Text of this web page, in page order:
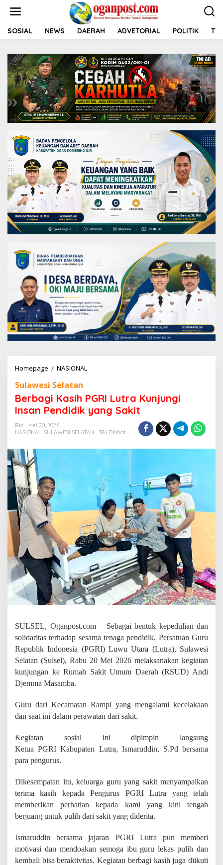
t
SOSIAL NEWS DAERAH ADVETORIAL POLITIK
Homepage / NASIONAL
b
g
K
s
G
L
t
r
K
u
n
j
u
n
I
n
s
n
P
d
a
S
a
k
i
t
Sulawesi Selatan
Berbagi Kasih PGRI Lutra Kunjungi
Insan Pendidik yang Sakit
Rio
Mei 20, 2026
NASIONAL, SULAWESI SELATAN 386 Dilihat
SULSEL, Oganpost.com – Sebagai bentuk kepedulian dan
solidaritas terhadap sesama tenaga pendidik, Persatuan Guru
Republik Indonesia (PGRI) Luwu Utara (Lutra), Sulawesi
Selatan (Sulsel), Rabu 20 Mei 2026 melaksanakan kegiatan
kunjungan ke Rumah Sakit Umum Daerah (RSUD) Andi
Djemma Masamba.
Guru dari Kecamatan Rampi yang mengalami kecelakaan
dan saat ini dalam perawatan dari sakit.
Kegiatan sosial ini dipimpin langsung
Ketua PGRI Kabupaten Lutra, Ismaruddin, S.Pd bersama
para pengurus.
Dikesempatan itu, keluarga guru yang sakit menyampaikan
terima kasih kepada Pengurus PGRI Lutra yang telah
memberikan perhatian kepada kami yang kini tengah
berjuang untuk pulih dari sakit yang diderita.
Ismaruddin bersama jajaran PGRI Lutra pun memberi
motivasi dan mendoakan semoga ibu guru lekas pulih dan
kembali bisa beraktivitas. Kegiatan berbagi kasih juga diikuti